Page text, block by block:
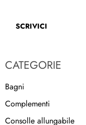
SCRIVICI
CATEGORIE
Bagni
Complementi
Consolle allungabile